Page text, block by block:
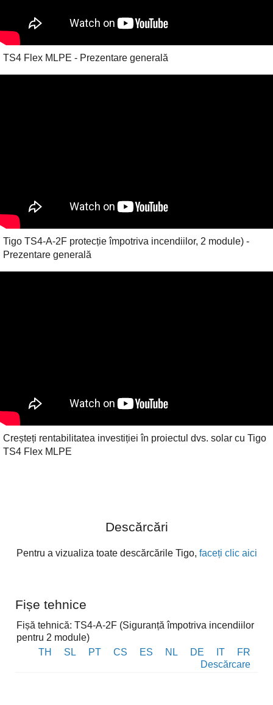
TS4 Flex MLPE - Prezentare generală
Tigo TS4-A-2F protecție împotriva incendiilor, 2 module) -
Prezentare generală
Creșteți rentabilitatea investiției în proiectul dvs. solar cu Tigo
TS4 Flex MLPE
Descărcări
Pentru a vizualiza toate descărcările Tigo, faceți clic aici
Fișe tehnice
Fișă tehnică: TS4-A-2F (Siguranță împotriva incendiilor
pentru 2 module)
TH
SL PT CS ES NL DE IT
FR
Descărcare